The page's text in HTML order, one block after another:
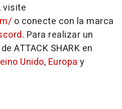
visite
o conecte con la marca
. Para realizar un
ATTACK SHARK en
Unido, Europa y